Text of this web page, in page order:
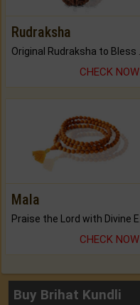
Rudraksha
CHECK NOW
Mala
CHECK NOW
Buy Brihat Kundli